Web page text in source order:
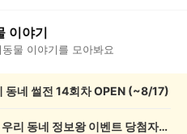
이야기
동물 이야기를 모아봐요
동네 썰전 14회차 OPEN (~8/17)
💰[당첨자 발표] 26회차 우리 동네 정보왕 이벤트 당첨자를 발표합니다!